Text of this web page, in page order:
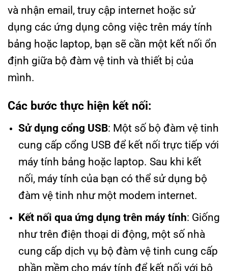
và nhận email, truy cập internet hoặc sử
dụng các ứng dụng công việc trên máy tính
bảng hoặc laptop, bạn sẽ cần một kết nối ổn
định giữa bộ đàm vệ tinh và thiết bị của
mình.
Các bước thực hiện kết nối:
Sử dụng cổng USB: Một số bộ đàm vệ tinh
cung cấp cổng USB để kết nối trực tiếp với
máy tính bảng hoặc laptop. Sau khi kết
nối, máy tính của bạn có thể sử dụng bộ
đàm vệ tinh như một modem internet.
Kết nối qua ứng dụng trên máy tính: Giống
như trên điện thoại di động, một số nhà
cung cấp dịch vụ bộ đàm vệ tinh cung cấp
phần mềm cho máy tính để kết nối với bộ